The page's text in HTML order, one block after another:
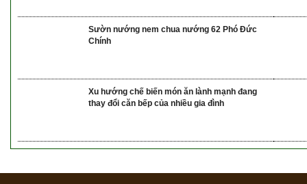
Sườn nướng nem chua nướng 62 Phó Đức
Chính
Xu hướng chế biến món ăn lành mạnh đang
thay đổi căn bếp của nhiều gia đình